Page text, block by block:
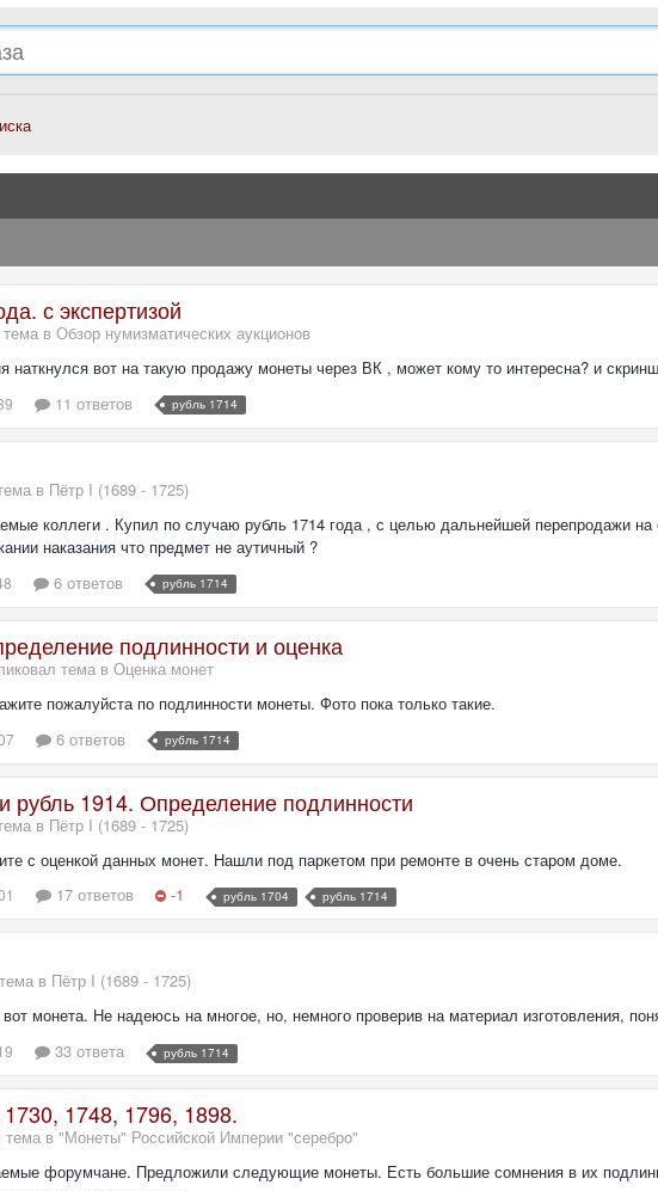
с экспертизой
в Обзор нумизматических аукционов
наткнулся вот на такую продажу монеты через ВК , может кому то интересна? и
11 ответов рубль 1714
в Пётр I (1689 - 1725)
коллеги . Купил по случаю рубль 1714 года , с целью дальнейшей перепродажи
наказания что предмет не аутичный ?
6 ответов рубль 1714
подлинности и оценка
тема в Оценка монет
пожалуйста по подлинности монеты. Фото пока только такие.
6 ответов рубль 1714
рубль 1914. Определение подлинности
в Пётр I (1689 - 1725)
с оценкой данных монет. Нашли под паркетом при ремонте в очень старом доме.
17 ответов -1 рубль 1704 рубль 1714
в Пётр I (1689 - 1725)
монета. Не надеюсь на многое, но, немного проверив на материал изготовления,
33 ответа рубль 1714
1748, 1796, 1898.
тема в "Монеты" Российской Империи "серебро"
форумчане. Предложили следующие монеты. Есть большие сомнения в их